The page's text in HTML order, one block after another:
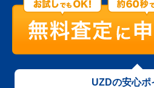
UZDの安心ポ